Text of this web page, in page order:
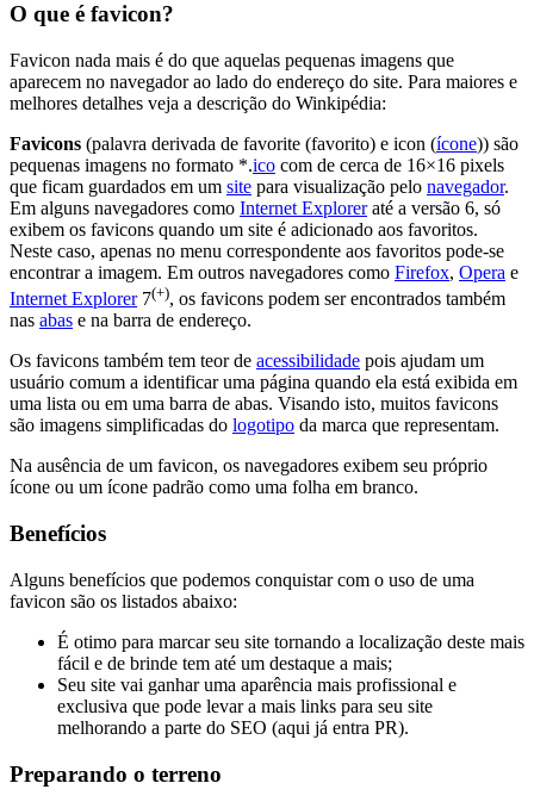
O que é favicon?
Favicon nada mais é do que aquelas pequenas imagens que
aparecem no navegador ao lado do endereço do site. Para maiores e
melhores detalhes veja a descrição do Winkipédia:
Favicons (palavra derivada de favorite (favorito) e icon (ícone)) são
pequenas imagens no formato *.ico com de cerca de 16×16 pixels
que ficam guardados em um site para visualização pelo navegador.
Em alguns navegadores como Internet Exploreraté a versão 6, só
exibem os favicons quando um site é adicionado aos favoritos.
Neste caso, apenas no menu correspondente aos favoritos pode-se
encontrar a imagem. Em outros navegadores como Firefox, Opera e
Internet Explorer7(+), os favicons podem ser encontrados também
nas abas e na barra de endereço.
Os favicons também tem teor de acessibilidade pois ajudam um
usuário comum a identificar uma página quando ela está exibida em
uma lista ou em uma barra de abas. Visando isto, muitos favicons
são imagens simplificadas do logotipo da marca que representam.
Na ausência de um favicon, os navegadores exibem seu próprio
ícone ou um ícone padrão como uma folha em branco.
Benefícios
Alguns benefícios que podemos conquistar com o uso de uma
favicon são os listados abaixo:
É otimo para marcar seu site tornando a localização deste mais
fácil e de brinde tem até um destaque a mais;
Seu site vai ganhar uma aparência mais profissional e
exclusiva que pode levar a mais links para seu site
melhorando a parte do SEO (aqui já entra PR).
Preparando o terreno